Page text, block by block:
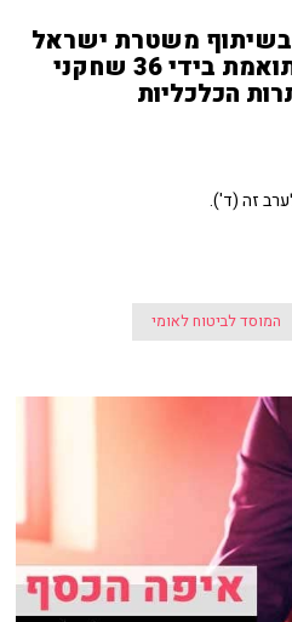
בשיתוף משטרת ישראל
חשפו חשד להונאה מתואמת בידי 36 שחקני
הכלכליות
זה (ד').
המוסד לביטוח לאומי